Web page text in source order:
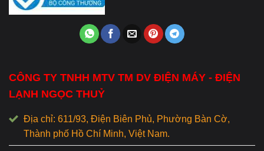
CÔNG TY TNHH MTV TM DV ĐIỆN MÁY - ĐIỆN
LẠNH NGỌC THUỶ
Địa chỉ: 611/93, Điện Biên Phủ, Phường Bàn Cờ,
Thành phố Hồ Chí Minh, Việt Nam.